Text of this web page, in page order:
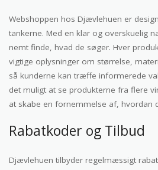
Webshoppen hos Djævlehuen er
tankerne. Med en klar og overskuelig
nemt finde, hvad de søger. Hver
vigtige oplysninger om størrelse,
så kunderne kan træffe informerede
det muligt at se produkterne fra flere
at skabe en fornemmelse af, hvordan
Rabatkoder og Tilbud
Djævlehuen tilbyder regelmæssigt